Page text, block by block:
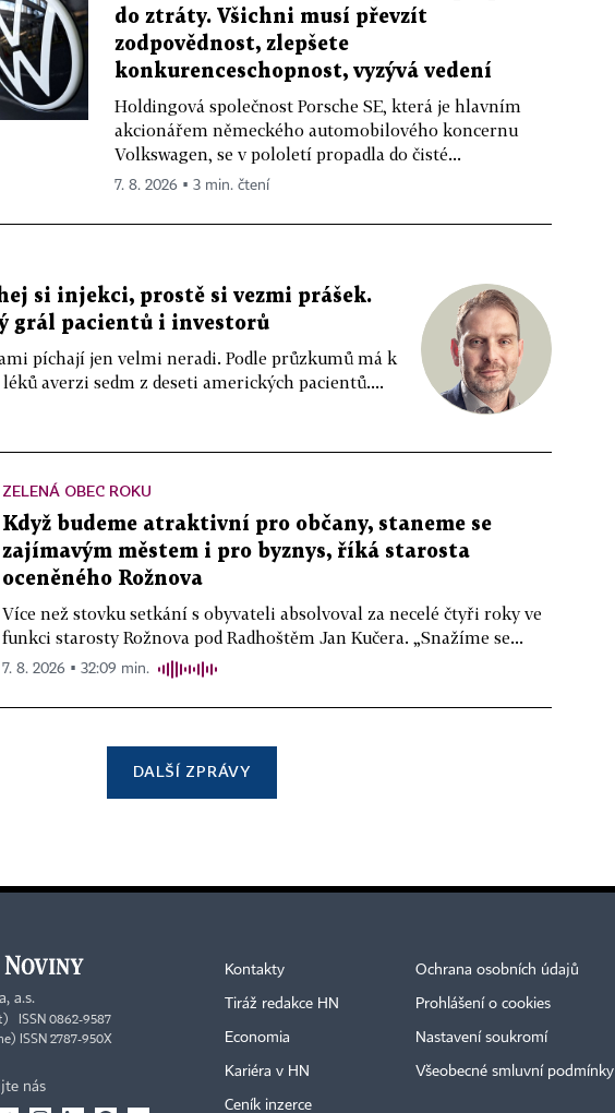
do ztráty. Všichni musí převzít
zodpovědnost, zlepšete
konkurenceschopnost, vyzývá vedení
Holdingová společnost Porsche SE, která je hlavním
akcionářem německého automobilového koncernu
Volkswagen, se v pololetí propadla do čisté...
7. 8. 2026 ▪ 3 min. čtení
si injekci, prostě si vezmi prášek.
grál pacientů i investorů
píchají jen velmi neradi. Podle průzkumů má k
averzi sedm z deseti amerických pacientů....
ZELENÁ OBEC ROKU
Když budeme atraktivní pro občany, staneme se
zajímavým městem i pro byznys, říká starosta
oceněného Rožnova
Více než stovku setkání s obyvateli absolvoval za necelé čtyři roky ve
funkci starosty Rožnova pod Radhoštěm Jan Kučera. „Snažíme se...
7. 8. 2026 ▪ 32:09 min.
DALŠÍ ZPRÁVY
a.s.
ISSN 0862-9587
ISSN 2787-950X
nás
Kontakty
Tiráž redakce HN
Economia
Kariéra v HN
Ceník inzerce
Ochrana osobních údajů
Prohlášení o cookies
Nastavení soukromí
Všeobecné smluvní podmínky